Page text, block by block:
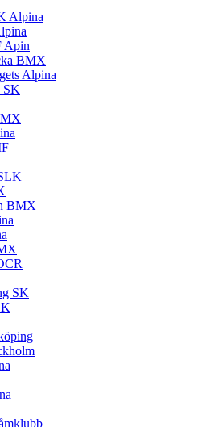
Alpina
Apin
BMX
Alpina
SK
BMX
SK